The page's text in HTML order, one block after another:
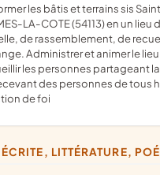
LA-COTE (54113) en un lieu
de rassemblement, de
Administrer et animer le
les personnes partageant
des personnes de tous
de foi
ÉCRITE, LITTÉRATURE,